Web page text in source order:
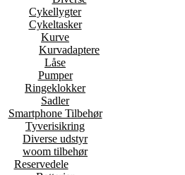
Cykellygter
Cykeltasker
Kurve
Kurvadaptere
Låse
Pumper
Ringeklokker
Sadler
Smartphone Tilbehør
Tyverisikring
Diverse udstyr
woom tilbehør
Reservedele